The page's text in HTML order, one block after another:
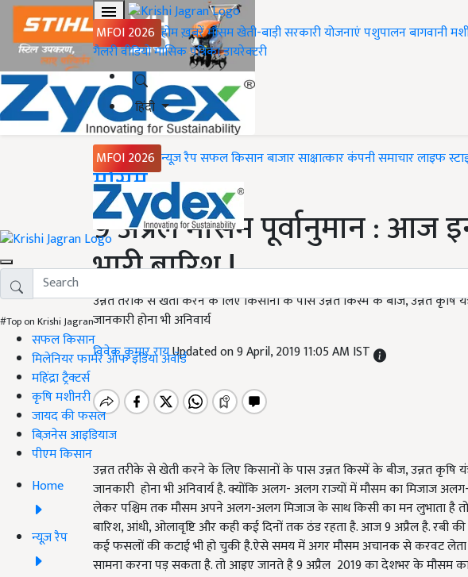
MFOI 2026 होमख़बरेंमौसमखेती-बाड़ीसरकारी योजनाएंपशुपालनबागवानी
गैलरीवीडियोमासिक पत्रिकाडायरेक्टरी
हिंदी
MFOI 2026 न्यूज़ रैपसफल किसानबाजारसाक्षात्कारकंपनी समाचारलाइफ
#Top on Krishi Jagran
सफल किसान
मिलेनियर फार्मर ऑफ इंडिया अवॉर्ड
महिंद्रा ट्रैक्टर्स
कृषि मशीनरी
जायद की फसल
बिज़नेस आइडियाज
पीएम किसान
Home
न्यूज़ रैप
Home
मौसम
9 अप्रैल मौसम पूर्वानुमान : आज
भारी बारिश !
उन्नत तरीके से खेती करने के लिए किसानों के पास उन्नत किस्में के बीज, उन्नत कृषि
जानकारी होना भी अनिवार्य
विवेक कुमार रायUpdated on 9 April, 2019 11:05 AM IST
उन्नत तरीके से खेती करने के लिए किसानों के पास उन्नत किस्में के बीज, उन्नत कृषि
जानकारी होना भी अनिवार्य है. क्योंकि अलग- अलग राज्यों में मौसम का मिजाज
लेकर पश्चिम तक मौसम अपने अलग-अलग मिजाज के साथ किसी का मन लुभाता है
बारिश, आंधी, ओलावृष्टि और कही कई दिनों तक ठंड रहता है. आज 9 अप्रैल है. रबी
कई फसलों की कटाई भी हो चुकी है.ऐसे समय में अगर मौसम अचानक से करवट लेता
सामना करना पड़ सकता है. तो आइए जानते है 9 अप्रैल 2019 का देशभर के मौसम का